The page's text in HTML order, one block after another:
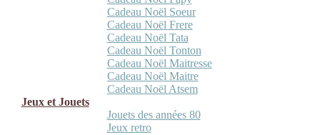
Cadeau Noël Soeur
Cadeau Noël Frere
Cadeau Noël Tata
Cadeau Noël Tonton
Cadeau Noël Maitresse
Cadeau Noël Maitre
Cadeau Noël Atsem
Jeux et Jouets
Jouets des années 80
Jeux retro